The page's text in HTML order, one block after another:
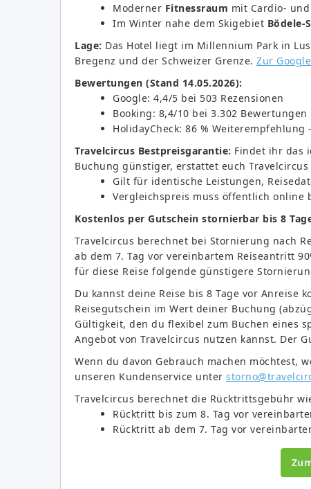
Moderner Fitnessraum mit Cardio-
Im Winter nahe dem Skigebiet Bödele-
Lage: Das Hotel liegt im Millennium Park in
Bregenz und der Schweizer Grenze. Zur
Bewertungen (Stand 14.05.2026):
Google: 4,4/5 bei 503 Rezensionen
Booking: 8,4/10 bei 3.302 Bewertungen
HolidayCheck: 86 % Weiterempfehlung
Travelcircus Bestpreisgarantie: Findet ihr das
Buchung günstiger, erstattet euch
Gilt für identische Leistungen,
Vergleichspreis muss öffentlich online
Kostenlos per Gutschein stornierbar bis 8
Travelcircus berechnet bei Stornierung nach
ab dem 7. Tag vor vereinbartem Reiseantritt
für diese Reise folgende günstigere
Du kannst deine Reise bis 8 Tage vor Anreise
Reisegutschein im Wert deiner Buchung
Gültigkeit, den du flexibel zum Buchen eines
Angebot von Travelcircus nutzen kannst. Der
Wenn du davon Gebrauch machen möchtest,
unseren Kundenservice unter
Travelcircus berechnet die Rücktrittsgebühr
Rücktritt bis zum 8. Tag vor
Rücktritt ab dem 7. Tag vor